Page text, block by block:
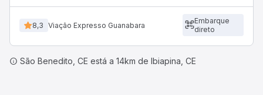
8,3 Viação Expresso Guanabara
Embarque
direto
São Benedito, CE está a 14km de Ibiapina, CE